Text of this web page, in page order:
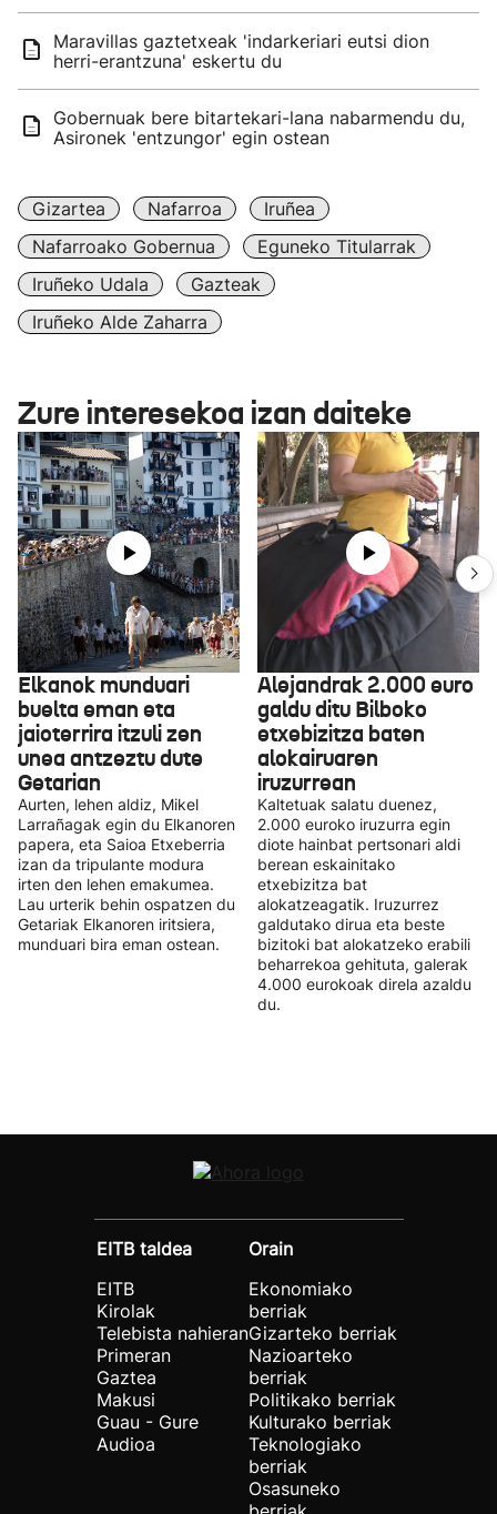
Maravillas gaztetxeak 'indarkeriari eutsi dion
herri-erantzuna' eskertu du
Gobernuak bere bitartekari-lana nabarmendu du,
Asironek 'entzungor' egin ostean
Gizartea Nafarroa
Iruñea
Nafarroako Gobernua
Eguneko Titularrak
Iruñeko Udala
Gazteak
Iruñeko Alde Zaharra
Zure interesekoa izan daiteke
Elkanok munduari
buelta eman eta
jaioterrira itzuli zen
unea antzeztu dute
Getarian
Aurten, lehen aldiz, Mikel
Larrañagak egin du Elkanoren
papera, eta Saioa Etxeberria
izan da tripulante modura
irten den lehen emakumea.
Lau urterik behin ospatzen du
Getariak Elkanoren iritsiera,
munduari bira eman ostean.
Alejandrak 2.000 euro
galdu ditu Bilboko
etxebizitza baten
alokairuaren
iruzurrean
Kaltetuak salatu duenez,
2.000 euroko iruzurra egin
diote hainbat pertsonari aldi
berean eskainitako
etxebizitza bat
alokatzeagatik. Iruzurrez
galdutako dirua eta beste
bizitoki bat alokatzeko erabili
beharrekoa gehituta, galerak
4.000 eurokoak direla azaldu
du.
EITB taldea
EITB
Kirolak
Telebista nahieran
Primeran
Gaztea
Makusi
Guau - Gure
Audioa
Orain
Ekonomiako
berriak
Gizarteko berriak
Nazioarteko
berriak
Politikako berriak
Kulturako berriak
Teknologiako
berriak
Osasuneko